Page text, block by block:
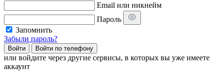
Email или никнейм
Пароль
Запомнить
Забыли пароль?
Войти Войти по телефону
или войдите через другие сервисы, в которых вы уже имеете
аккаунт